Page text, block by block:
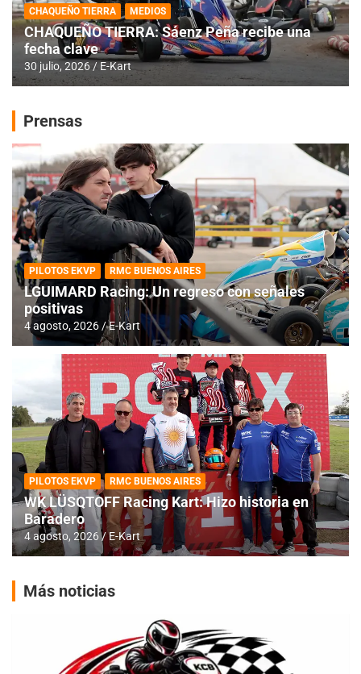
CHAQUEÑO TIERRA MEDIOS
CHAQUEÑO TIERRA: Sáenz Peña recibe una
fecha clave
30 julio, 2026 E-Kart
Prensas
PILOTOS EKVP RMC BUENOS AIRES
LGUIMARD Racing: Un regreso con señales
positivas
4 agosto, 2026 E-Kart
PILOTOS EKVP RMC BUENOS AIRES
WK LÜSQTOFF Racing Kart: Hizo historia en
Baradero
4 agosto, 2026 E-Kart
Más noticias